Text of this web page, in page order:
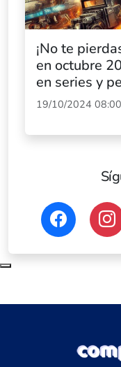
¡No te
en octubre
en series y
19/10/2024 08:00
Subir al principio de la